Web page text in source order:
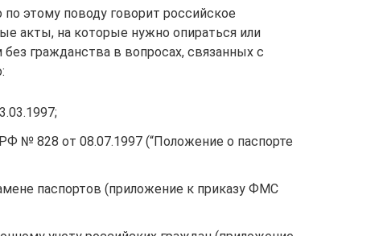
этому поводу говорит российское
акты, на которые нужно опираться или
гражданства в вопросах, связанных с
№ 828 от 08.07.1997 (“Положение о паспорте
паспортов (приложение к приказу ФМС